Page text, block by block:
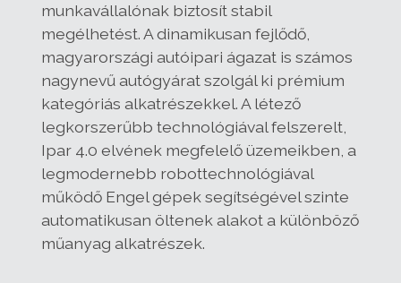
munkavállalónak biztosít stabil
megélhetést. A dinamikusan fejlődő,
magyarországi autóipari ágazat is számos
nagynevű autógyárat szolgál ki prémium
kategóriás alkatrészekkel. A létező
legkorszerűbb technológiával felszerelt,
Ipar 4.0 elvének megfelelő üzemeikben, a
legmodernebb robottechnológiával
működő Engel gépek segítségével szinte
automatikusan öltenek alakot a különböző
műanyag alkatrészek.